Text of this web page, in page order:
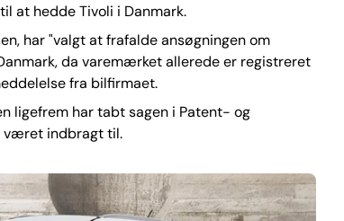
at hedde Tivoli i Danmark.
har "valgt at frafalde ansøgningen om
da varemærket allerede er registreret
fra bilfirmaet.
ligefrem har tabt sagen i Patent- og
været indbragt til.